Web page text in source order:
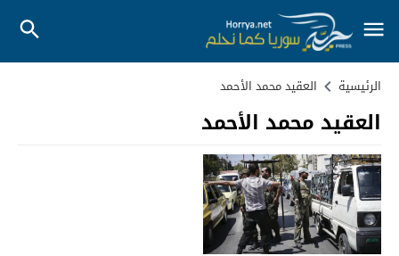
الرئيسية العقيد محمد الأحمد
العقيد محمد الأحمد